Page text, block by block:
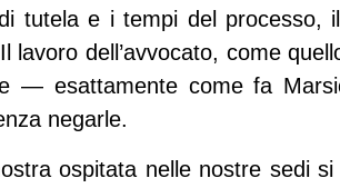
tutela e i tempi del
lavoro dell’avvocato, come
— esattamente come fa
negarle.
ospitata nelle nostre sedi si